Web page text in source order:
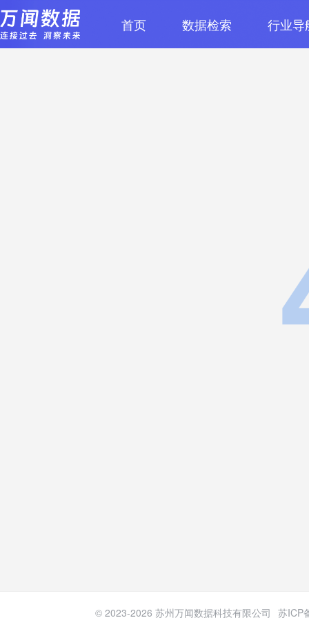
首页 数据检索 行业导
© 2023-2026 苏州万闻数据科技有限公司 苏ICP